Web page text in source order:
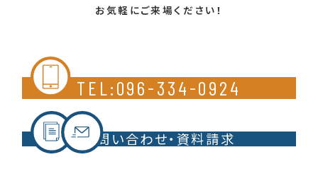
お気軽にご来場ください！
TEL:096-334-0924
お問い合わせ・資料請求